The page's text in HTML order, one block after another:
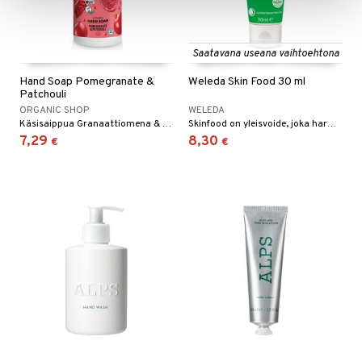
Hand Soap Pomegranate &
Patchouli
ORGANIC SHOP
Käsisaippua Granaattiomena & Patchouli granaattiomenauutteella ja patchouliöljyllä
7,29 €
Saatavana useana vaihtoehtona
Weleda Skin Food 30 ml
WELEDA
Skinfood on yleisvoide, joka harmonisoi ihoa ja tekee siitä pehmeän ja joustavan.
8,30 €